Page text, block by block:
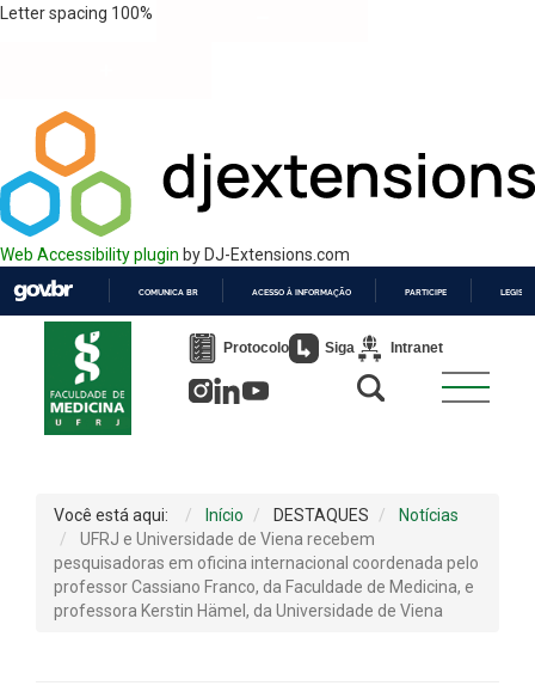
Letter spacing 100%
Web Accessibility plugin by DJ-Extensions.com
PARA
COMUNICA BR ACESSO À INFORMAÇÃO PARTICIPE
Protocolo Siga Intranet
Você está aqui: Início DESTAQUES
Notícias
UFRJ e Universidade de Viena recebem
pesquisadoras em oficina internacional coordenada pelo
professor Cassiano Franco, da Faculdade de Medicina, e
professora Kerstin Hämel, da Universidade de Viena